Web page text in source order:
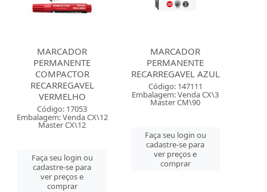
MARCADOR
PERMANENTE
COMPACTOR
RECARREGAVEL
VERMELHO
Código: 17053
Embalagem: Venda CX\12
Master CX\12
Faça seu login ou
cadastre-se para
ver preços e
comprar
MARCADOR
PERMANENTE
RECARREGAVEL AZUL
Código: 147111
Embalagem: Venda CX\3
Master CM\90
Faça seu login ou
cadastre-se para
ver preços e
comprar